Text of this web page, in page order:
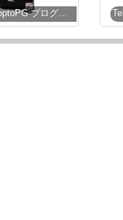
TeleoptoPG プログラマブルテレオプト